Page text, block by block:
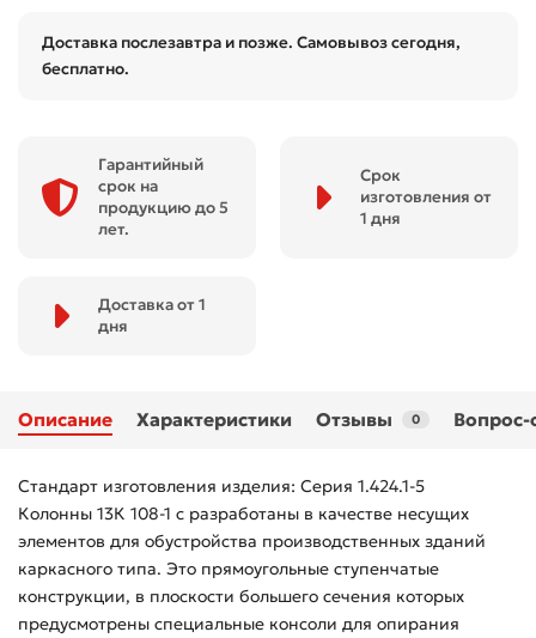
Доставка послезавтра и позже. Самовывоз сегодня,
бесплатно.
Гарантийный
срок на
продукцию до 5
лет.
Срок
изготовления от
1 дня
Доставка от 1
дня
Описание Характеристики Отзывы 0 Вопрос-
Стандарт изготовления изделия: Серия 1.424.1-5
Колонны 13К 108-1 с разработаны в качестве несущих
элементов для обустройства производственных зданий
каркасного типа. Это прямоугольные ступенчатые
конструкции, в плоскости большего сечения которых
предусмотрены специальные консоли для опирания